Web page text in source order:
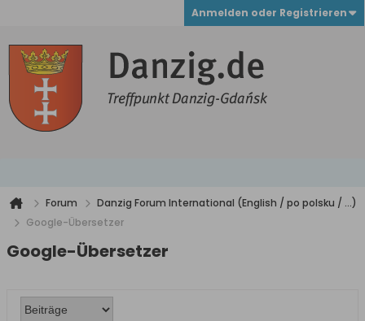
Anmelden oder Registrieren
Forum
Danzig Forum International (English / po polsku / ...)
Google-Übersetzer
Google-Übersetzer